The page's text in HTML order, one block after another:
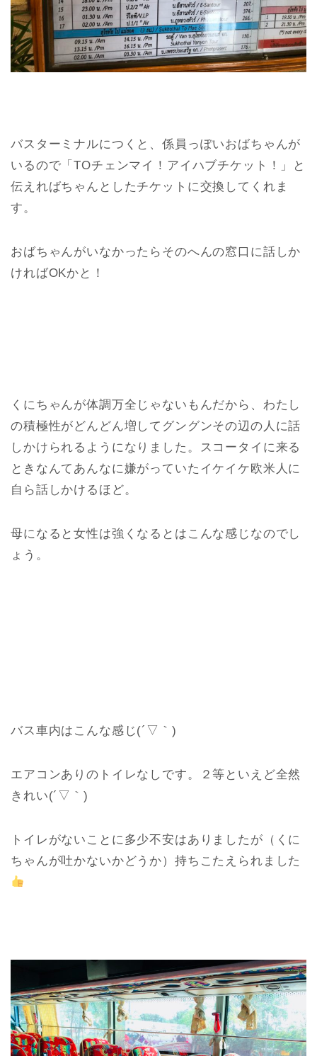
バスターミナルにつくと、係員っぽいおばちゃんが
いるので「TOチェンマイ！アイハブチケット！」と
伝えればちゃんとしたチケットに交換してくれま
す。
おばちゃんがいなかったらそのへんの窓口に話しか
ければOKかと！
くにちゃんが体調万全じゃないもんだから、わたし
の積極性がどんどん増してグングンその辺の人に話
しかけられるようになりました。スコータイに来る
ときなんてあんなに嫌がっていたイケイケ欧米人に
自ら話しかけるほど。
母になると女性は強くなるとはこんな感じなのでし
ょう。
バス車内はこんな感じ(´▽｀)
エアコンありのトイレなしです。２等といえど全然
きれい(´▽｀)
トイレがないことに多少不安はありましたが（くに
ちゃんが吐かないかどうか）持ちこたえられました